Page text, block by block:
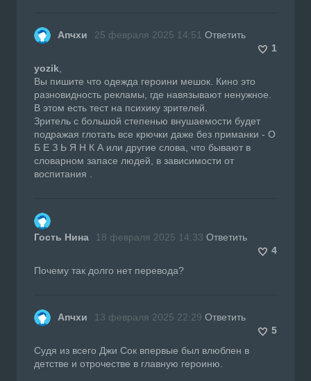
Апчхи 25 февраля 2025 14:51 Ответить
1
yozik
Вы пишите что одежда героини мешок. Кино это
разновидность рекламы, где навязывают ненужное.
В этом есть тест на психику зрителей.
Зритель с большой степенью внушаемости будет
подражая глотать все крючки даже без приманки - О
Б Е З Ь Я Н К А или другие слова, что бывают в
словарном запасе людей, в зависимости от
воспитания .
Гость Нина 18 февраля 2025 14:33 Ответить
4
Почему так долго нет перевода?
Апчхи 13 февраля 2025 22:29 Ответить
5
Судя из всего Джи Сок впервые был влюблен в
детстве и отрочестве в главную героиню.